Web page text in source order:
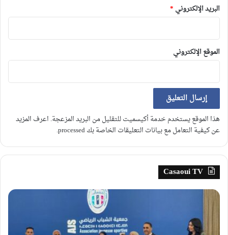
البريد الإلكتروني *
الموقع الإلكتروني
هذا الموقع يستخدم خدمة أكيسميت للتقليل من البريد المزعجة. اعرف المزيد
عن كيفية التعامل مع بيانات التعليقات الخاصة بك processed
.
Casaoui TV